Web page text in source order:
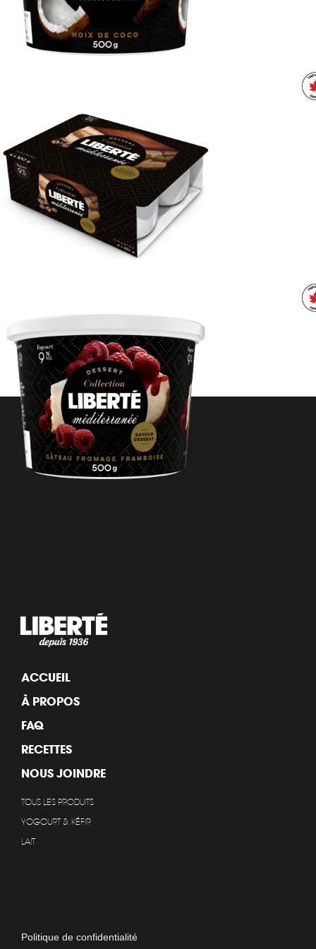
ACCUEIL
À PROPOS
FAQ
RECETTES
NOUS JOINDRE
TOUS LES PRODUITS
YOGOURT & KÉFIR
LAIT
Politique de confidentialité